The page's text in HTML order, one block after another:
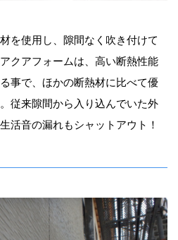
を使用し、隙間なく吹き付けて
クアフォームは、高い断熱性能
事で、ほかの断熱材に比べて優
従来隙間から入り込んでいた外
活音の漏れもシャットアウト！